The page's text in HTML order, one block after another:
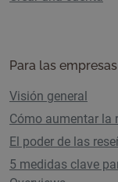
Para las empresas
Visión general
Cómo aumentar la
El poder de las
5 medidas clave